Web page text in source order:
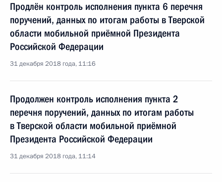
Продлён контроль исполнения пункта 6 перечня
поручений, данных по итогам работы в Тверской
области мобильной приёмной Президента
Российской Федерации
31 декабря 2018 года, 11:16
Продолжен контроль исполнения пункта 2
перечня поручений, данных по итогам работы
в Тверской области мобильной приёмной
Президента Российской Федерации
31 декабря 2018 года, 11:14